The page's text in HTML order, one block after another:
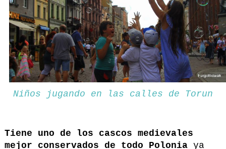
Niños jugando en las calles de Torun
Tiene uno de los cascos medievales
mejor conservados de todo Poloniaya